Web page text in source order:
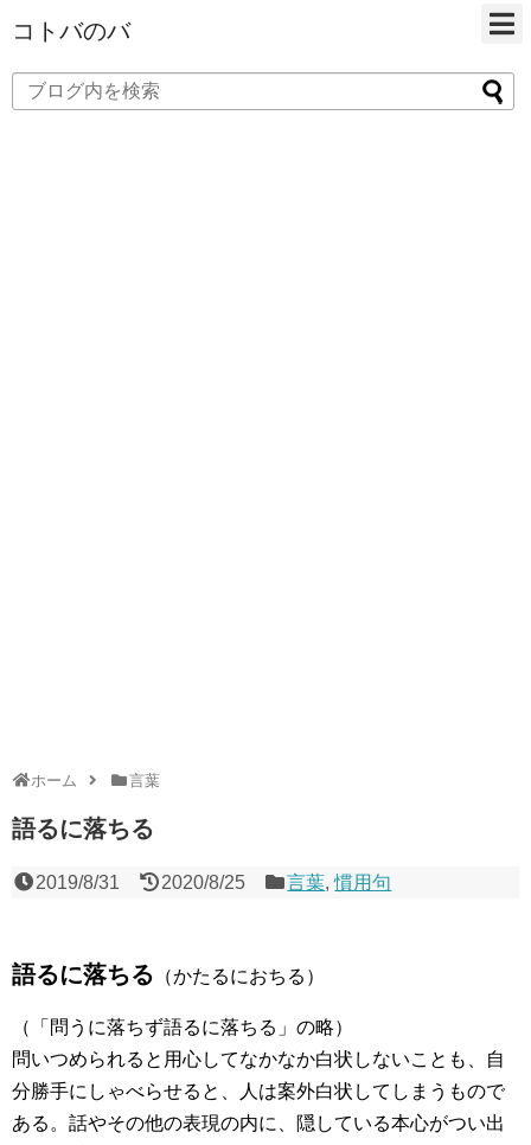
コトバのバ
ホーム 言葉
語るに落ちる
2019/8/31 2020/8/25 言葉,慣用句
語るに落ちる （かたるにおちる）
（「問うに落ちず語るに落ちる」の略）
問いつめられると用心してなかなか白状しないことも、自
分勝手にしゃべらせると、人は案外白状してしまうもので
ある。話やその他の表現の内に、隠している本心がつい出